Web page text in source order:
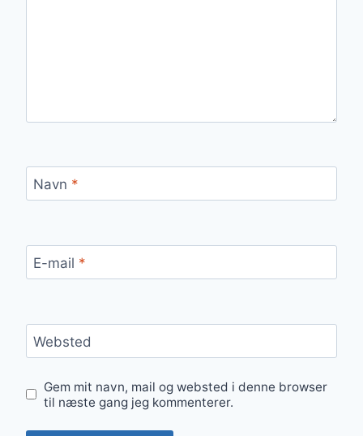
Navn *
E-mail *
Websted
Gem mit navn, mail og websted i denne browser
til næste gang jeg kommenterer.